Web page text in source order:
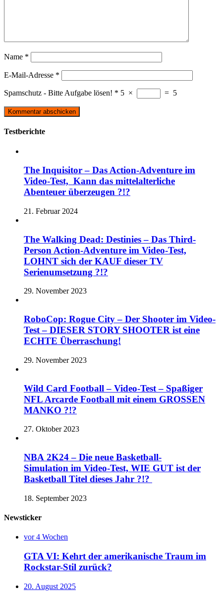
Name *
E-Mail-Adresse *
Spamschutz - Bitte Aufgabe lösen! * 5 × = 5
Testberichte
The Inquisitor – Das Action-Adventure im
Video-Test, Kann das mittelalterliche
Abenteuer überzeugen ?!?
21. Februar 2024
The Walking Dead: Destinies – Das Third-
Person Action-Adventure im Video-Test,
LOHNT sich der KAUF dieser TV
Serienumsetzung ?!?
29. November 2023
RoboCop: Rogue City – Der Shooter im Video-
Test – DIESER STORY SHOOTER ist eine
ECHTE Überraschung!
29. November 2023
Wild Card Football – Video-Test – Spaßiger
NFL Arcarde Football mit einem GROSSEN
MANKO ?!?
27. Oktober 2023
NBA 2K24 – Die neue Basketball-
Simulation im Video-Test, WIE GUT ist der
Basketball Titel dieses Jahr ?!?
18. September 2023
Newsticker
vor 4 Wochen
GTA VI: Kehrt der amerikanische Traum im
Rockstar-Stil zurück?
20. August 2025